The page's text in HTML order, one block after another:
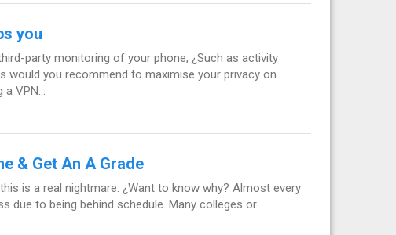
you
party monitoring of your phone, ¿Such as activity
would you recommend to maximise your privacy on
VPN...
& Get An A Grade
is a real nightmare. ¿Want to know why? Almost every
due to being behind schedule. Many colleges or